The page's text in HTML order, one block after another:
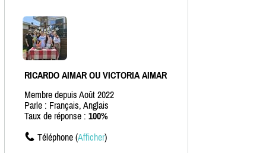
RICARDO AIMAR OU VICTORIA AIMAR
Membre depuis Août 2022
Parle : Français, Anglais
Taux de réponse : 100%
Téléphone (Afficher)